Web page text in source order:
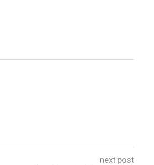
next post